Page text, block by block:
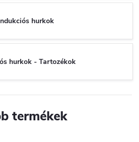
hurkok
hurkok - Tartozékok
termékek